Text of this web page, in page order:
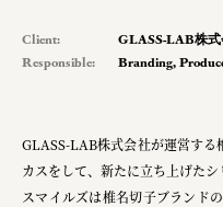
pr
Smiles
Soup Stock Tokyo
Client:
GLASS-LAB株
Responsible:
Branding,
GLASS-LAB株式会社が運営する
カスをして、新たに立ち上げたシ
スマイルズは椎名切子ブランド